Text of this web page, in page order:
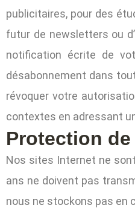
publicitaires, pour des
futur de newsletters ou
notification écrite de
désabonnement dans
révoquer votre
contextes en adressant
Protection
Nos sites Internet ne
ans ne doivent pas
nous ne stockons pas en